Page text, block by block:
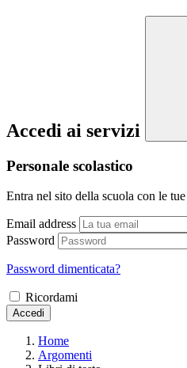
Accedi ai servizi
Personale scolastico
Entra nel sito della scuola con le
Email address
Password
Password dimenticata?
Ricordami
Accedi
Home
Argomenti